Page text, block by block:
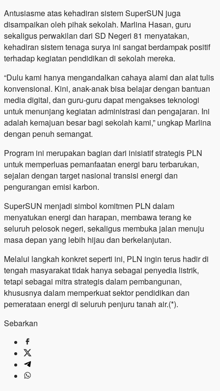
Antusiasme atas kehadiran sistem SuperSUN juga
disampaikan oleh pihak sekolah. Marlina Hasan, guru
sekaligus perwakilan dari SD Negeri 81 menyatakan,
kehadiran sistem tenaga surya ini sangat berdampak positif
terhadap kegiatan pendidikan di sekolah mereka.
“Dulu kami hanya mengandalkan cahaya alami dan alat tulis
konvensional. Kini, anak-anak bisa belajar dengan bantuan
media digital, dan guru-guru dapat mengakses teknologi
untuk menunjang kegiatan administrasi dan pengajaran. Ini
adalah kemajuan besar bagi sekolah kami,” ungkap Marlina
dengan penuh semangat.
Program ini merupakan bagian dari inisiatif strategis PLN
untuk memperluas pemanfaatan energi baru terbarukan,
sejalan dengan target nasional transisi energi dan
pengurangan emisi karbon.
SuperSUN menjadi simbol komitmen PLN dalam
menyatukan energi dan harapan, membawa terang ke
seluruh pelosok negeri, sekaligus membuka jalan menuju
masa depan yang lebih hijau dan berkelanjutan.
Melalui langkah konkret seperti ini, PLN ingin terus hadir di
tengah masyarakat tidak hanya sebagai penyedia listrik,
tetapi sebagai mitra strategis dalam pembangunan,
khususnya dalam memperkuat sektor pendidikan dan
pemerataan energi di seluruh penjuru tanah air.(*).
Sebarkan